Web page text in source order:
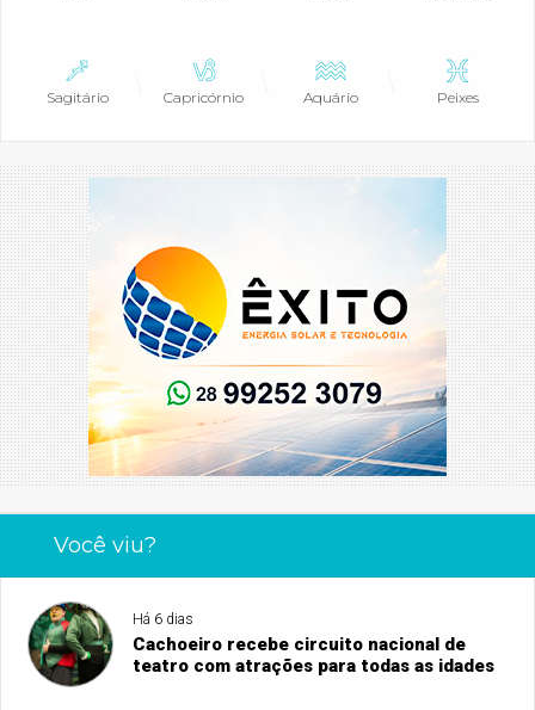
Sagitário Capricórnio Aquário Peixes
Você viu?
Há 6 dias
Cachoeiro recebe circuito nacional de
teatro com atrações para todas as idades